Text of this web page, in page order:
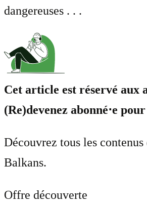
dangereuses . . .
Cet article est réservé aux
(Re)devenez abonné⋅e
Découvrez tous les
Balkans.
Offre découverte